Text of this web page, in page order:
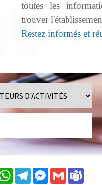
toutes les
trouver
Restez informés et
WhatsAppTelegramMessenger
Gmail